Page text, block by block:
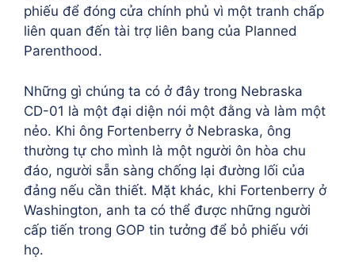
phiếu để đóng cửa chính phủ vì một tranh chấp
liên quan đến tài trợ liên bang của Planned
Parenthood.
Những gì chúng ta có ở đây trong Nebraska
CD-01 là một đại diện nói một đằng và làm một
nẻo. Khi ông Fortenberry ở Nebraska, ông
thường tự cho mình là một người ôn hòa chu
đáo, người sẵn sàng chống lại đường lối của
đảng nếu cần thiết. Mặt khác, khi Fortenberry ở
Washington, anh ta có thể được những người
cấp tiến trong GOP tin tưởng để bỏ phiếu với
họ.